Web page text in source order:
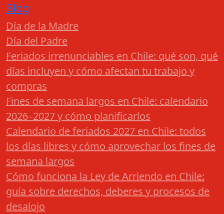
Blog
Día de la Madre
Día del Padre
Feriados irrenunciables en Chile: qué son, qué
días incluyen y cómo afectan tu trabajo y
compras
Fines de semana largos en Chile: calendario
2026–2027 y cómo planificarlos
Calendario de feriados 2027 en Chile: todos
los días libres y cómo aprovechar los fines de
semana largos
Cómo funciona la Ley de Arriendo en Chile:
guía sobre derechos, deberes y procesos de
desalojo